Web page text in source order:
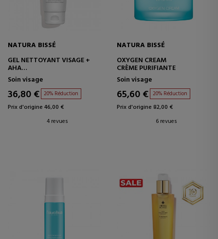
NATURA BISSÉ
GEL NETTOYANT VISAGE +
AHA
GEL NETTOYANT POUR LE
VISAGE
Soin visage
36,80 € 20% Réduction
Prix d'origine 46,00 €
4 revues
NATURA BISSÉ
OXYGEN CREAM
CRÈME PURIFIANTE
Soin visage
65,60 € 20% Réduction
Prix d'origine 82,00 €
6 revues